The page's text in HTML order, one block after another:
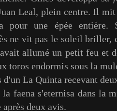
Leal, plein centre. Il
pour une épée entière.
ne vit pas le soleil briller,
allumé un petit feu et
toros endormis sous la
d'un La Quinta recevant
faena s'eternisa dans la
deux avis.